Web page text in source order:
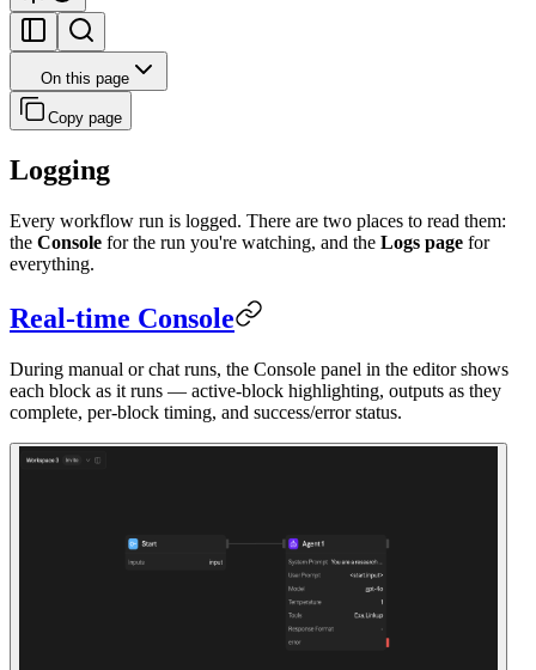
On this page
Copy page
Logging
Every workflow run is logged. There are two places to read them:
the Console for the run you're watching, and the Logs page for
everything.
Real-time Console
During manual or chat runs, the Console panel in the editor shows
each block as it runs — active-block highlighting, outputs as they
complete, per-block timing, and success/error status.